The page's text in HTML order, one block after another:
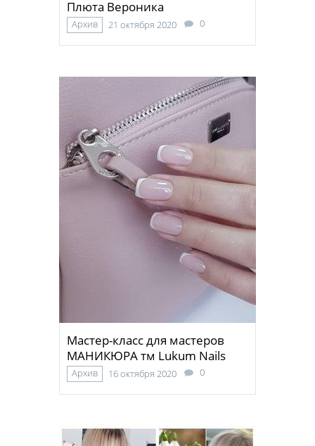
Плюта Вероника
Архив 21 октября 2020 0
Мастер-класс для мастеров
МАНИКЮРА тм Lukum Nails
Архив 16 октября 2020 0